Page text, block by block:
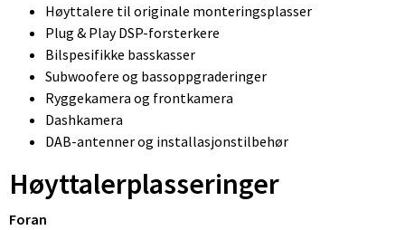
Høyttalere til originale monteringsplasser
Plug & Play DSP-forsterkere
Bilspesifikke basskasser
Subwoofere og bassoppgraderinger
Ryggekamera og frontkamera
Dashkamera
DAB-antenner og installasjonstilbehør
Høyttalerplasseringer
Foran